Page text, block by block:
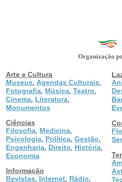
Organização
Arte e Cultura
Museus
Agendas Culturais
Fotografia Música Teatro
Cinema Literatura
Monumentos
Ciências
Filosofia Medicina
Psicologia Política Gestão
Engenharia Direito História
Economia
Informação
Revistas
Internet Rádio